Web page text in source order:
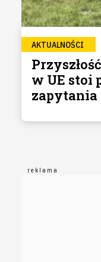
AKTUALNOŚCI
w UE stoi
zapytania